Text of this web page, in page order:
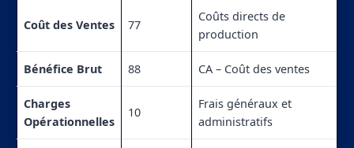
Coût des Ventes 77
Coûts directs de
production
Bénéfice Brut 88 CA – Coût des ventes
Charges
Opérationnelles
10
Frais généraux et
administratifs